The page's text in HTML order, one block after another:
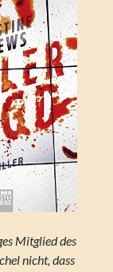
Mitglied des
nicht, dass